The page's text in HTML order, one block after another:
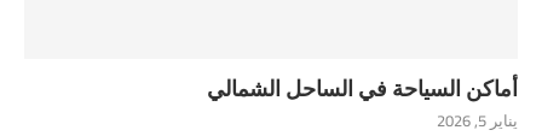
أماكن السياحة في الساحل الشمالي
يناير 5, 2026